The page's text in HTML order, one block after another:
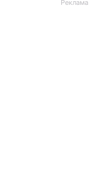
Реклама